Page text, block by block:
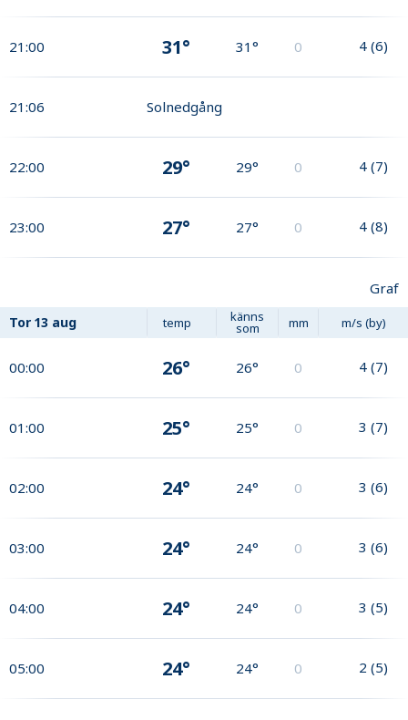
21:00 31° 31° 0 4 (6)
21:06 Solnedgång
22:00 29° 29° 0 4 (7)
23:00 27° 27° 0 4 (8)
Graf
Tor 13 aug temp känns
som mm m/s (by)
00:00 26° 26° 0 4 (7)
01:00 25° 25° 0 3 (7)
02:00 24° 24° 0 3 (6)
03:00 24° 24° 0 3 (6)
04:00 24° 24° 0 3 (5)
05:00 24° 24° 0 2 (5)